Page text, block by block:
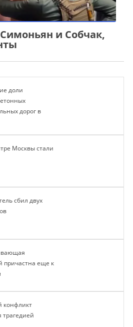
и Собчак,
доли
дорог в
Москвы стали
сбил двух
причастна еще к
конфликт
трагедией